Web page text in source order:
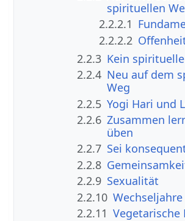
spirituellen
2.2.2.1
2.2.2.2
2.2.3 Kein
2.2.4 Neu auf dem
Weg
2.2.5 Yogi Hari und
2.2.6 Zusammen
üben
2.2.7 Sei
2.2.8
2.2.9 Sexualität
2.2.10 Wechseljahre
2.2.11 Vegetarische